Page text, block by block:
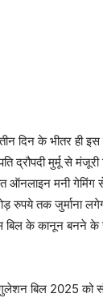
दिन के भीतर ही इस
द्रौपदी मुर्मू से
मनी गेमिंग
तक जुर्माना
के कानून बनने के
बिल 2025 को